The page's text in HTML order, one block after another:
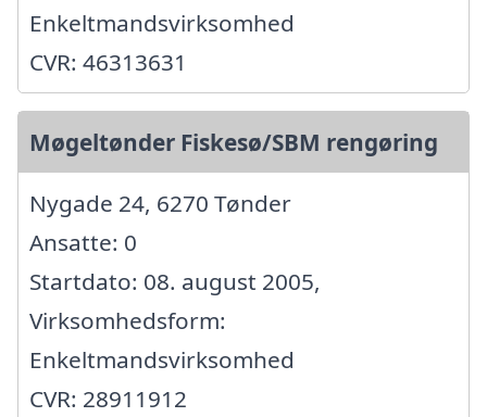
Enkeltmandsvirksomhed
CVR: 46313631
Møgeltønder Fiskesø/SBM rengøring
Nygade 24, 6270 Tønder
Ansatte: 0
Startdato: 08. august 2005,
Virksomhedsform:
Enkeltmandsvirksomhed
CVR: 28911912